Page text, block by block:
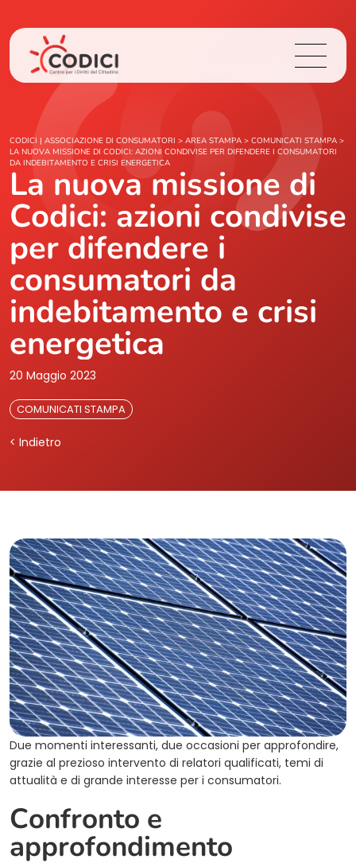
Chi Siamo
Cosa Facciamo
Area Stampa
Contatti
Login
CODICI | ASSOCIAZIONE DI CONSUMATORI > AREA STAMPA > COMUNICATI STAMPA >
LA NUOVA MISSIONE DI CODICI: AZIONI CONDIVISE PER DIFENDERE I CONSUMATORI
DA INDEBITAMENTO E CRISI ENERGETICA
La nuova missione di
Codici: azioni condivise
per difendere i
consumatori da
indebitamento e crisi
energetica
20 Maggio 2023
COMUNICATI STAMPA
< Indietro
Due momenti interessanti, due occasioni per approfondire,
grazie al prezioso intervento di relatori qualificati, temi di
attualità e di grande interesse per i consumatori.
Confronto e
approfondimento